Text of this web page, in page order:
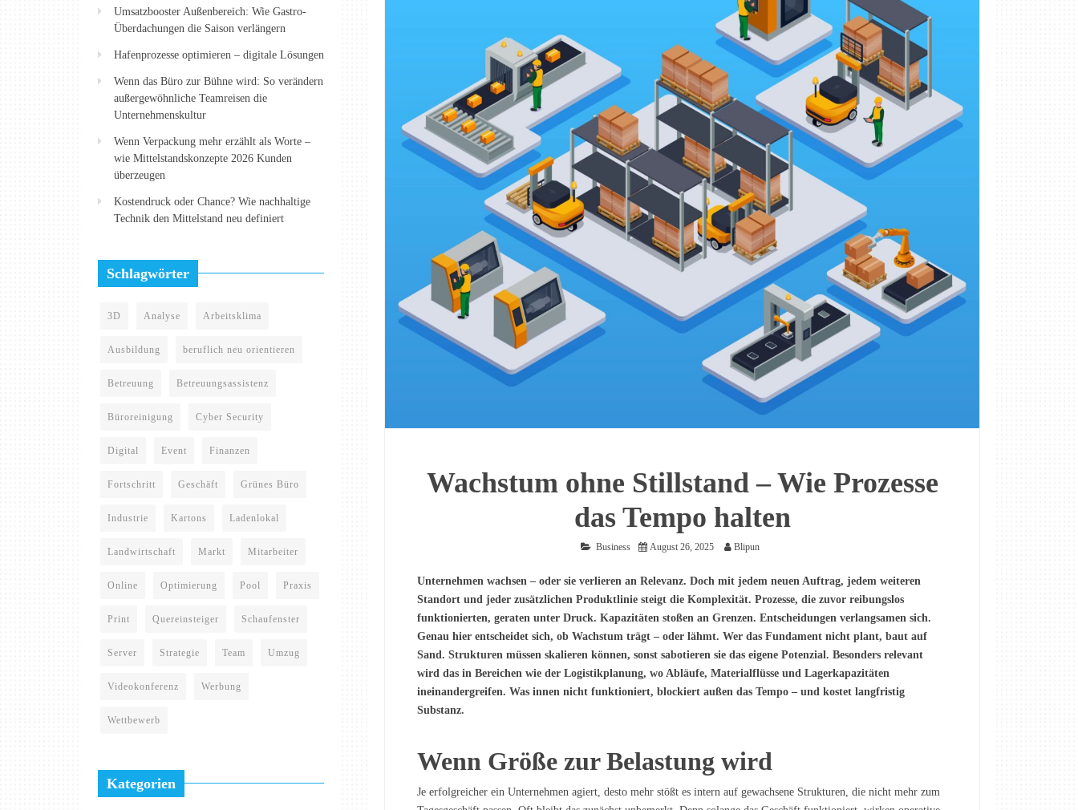
Wachstum ohne Stillstand – Wie Prozesse
das Tempo halten
Business August 26, 2025 Blipun
Unternehmen wachsen – oder sie verlieren an Relevanz. Doch mit jedem neuen Auftrag, jedem weiteren
Standort und jeder zusätzlichen Produktlinie steigt die Komplexität. Prozesse, die zuvor reibungslos
funktionierten, geraten unter Druck. Kapazitäten stoßen an Grenzen. Entscheidungen verlangsamen sich.
Genau hier entscheidet sich, ob Wachstum trägt – oder lähmt. Wer das Fundament nicht plant, baut auf
Sand. Strukturen müssen skalieren können, sonst sabotieren sie das eigene Potenzial. Besonders relevant
wird das in Bereichen wie der Logistikplanung, wo Abläufe, Materialflüsse und Lagerkapazitäten
ineinandergreifen. Was innen nicht funktioniert, blockiert außen das Tempo – und kostet langfristig
Substanz.
Wenn Größe zur Belastung wird
Je erfolgreicher ein Unternehmen agiert, desto mehr stößt es intern auf gewachsene Strukturen, die nicht mehr zum
Umsatzbooster Außenbereich: Wie Gastro-
Überdachungen die Saison verlängern
Hafenprozesse optimieren – digitale Lösungen
Wenn das Büro zur Bühne wird: So verändern
außergewöhnliche Teamreisen die
Unternehmenskultur
Wenn Verpackung mehr erzählt als Worte –
wie Mittelstandskonzepte 2026 Kunden
überzeugen
Kostendruck oder Chance? Wie nachhaltige
Technik den Mittelstand neu definiert
Schlagwörter
3D Analyse Arbeitsklima
Ausbildung beruflich neu orientieren
Betreuung Betreuungsassistenz
Büroreinigung Cyber Security
Digital Event Finanzen
Fortschritt Geschäft Grünes Büro
Industrie Kartons Ladenlokal
Landwirtschaft Markt Mitarbeiter
Online Optimierung Pool Praxis
Print Quereinsteiger Schaufenster
Server Strategie Team Umzug
Videokonferenz Werbung
Wettbewerb
Kategorien